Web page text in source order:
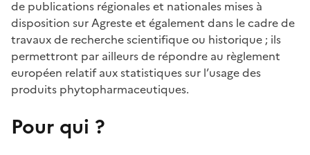
de publications régionales et nationales mises à
disposition sur Agreste et également dans le cadre de
travaux de recherche scientifique ou historique ; ils
permettront par ailleurs de répondre au règlement
européen relatif aux statistiques sur l’usage des
produits phytopharmaceutiques.
Pour qui ?